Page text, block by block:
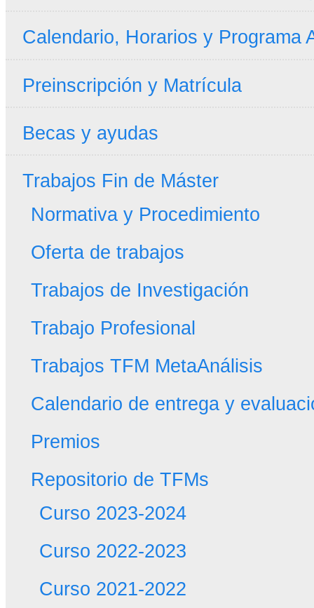
Calendario, Horarios y Programa
Preinscripción y Matrícula
Becas y ayudas
Trabajos Fin de Máster
Normativa y Procedimiento
Oferta de trabajos
Trabajos de Investigación
Trabajo Profesional
Trabajos TFM MetaAnálisis
Calendario de entrega y
Premios
Repositorio de TFMs
Curso 2023-2024
Curso 2022-2023
Curso 2021-2022